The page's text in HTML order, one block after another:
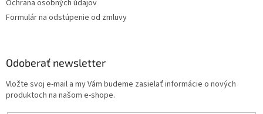
Ochrana osobných údajov
Formulár na odstúpenie od zmluvy
Odoberať newsletter
Vložte svoj e-mail a my Vám budeme zasielať informácie o nových
produktoch na našom e-shope.